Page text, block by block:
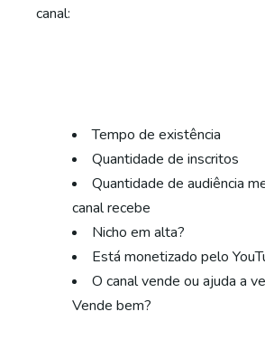
canal:
Tempo de existência
Quantidade de inscritos
Quantidade de audiência
canal recebe
Nicho em alta?
Está monetizado pelo
O canal vende ou ajuda a
Vende bem?